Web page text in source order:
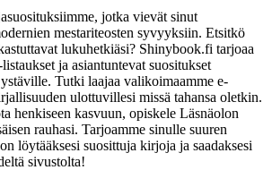
jotka vievät sinut
mestariteosten syvyyksiin. Etsitkö
lukuhetkiäsi? Shinybook.fi tarjoaa
ja asiantuntevat suositukset
Tutki laajaa valikoimaamme e-
ulottuvillesi missä tahansa oletkin.
henkiseen kasvuun, opiskele Läsnäolon
rauhasi. Tarjoamme sinulle suuren
löytääksesi suosittuja kirjoja ja saadaksesi
sivustolta!